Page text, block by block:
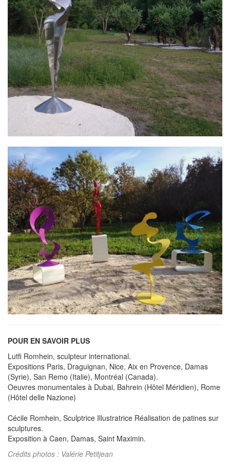
POUR EN SAVOIR PLUS
Lutfi Romhein, sculpteur international.
Expositions Paris, Draguignan, Nice, Aix en Provence, Damas
(Syrie), San Remo (Italie), Montréal (Canada).
Oeuvres monumentales à Dubai, Bahrein (Hôtel Méridien), Rome
(Hôtel delle Nazione)
Cécile Romhein, Sculptrice Illustratrice Réalisation de patines sur
sculptures.
Exposition à Caen, Damas, Saint Maximin.
Crédits photos : Valérie Petitjean